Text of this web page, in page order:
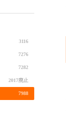
3116
7276
7282
2017廃止
7988